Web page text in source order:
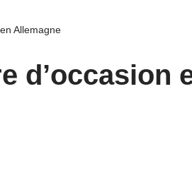
Allemagne
d’occasion